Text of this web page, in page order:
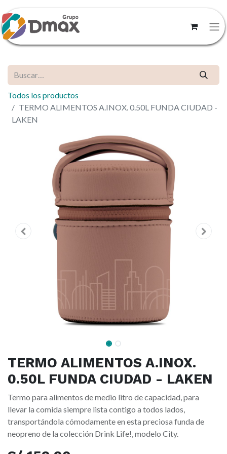
Todos los productos
TERMO ALIMENTOS A.INOX. 0.50L FUNDA CIUDAD -
LAKEN
TERMO ALIMENTOS A.INOX.
0.50L FUNDA CIUDAD - LAKEN
Termo para alimentos de medio litro de capacidad, para
llevar la comida siempre lista contigo a todos lados,
transportándola cómodamente en esta preciosa funda de
neopreno de la colección Drink Life!, modelo City.